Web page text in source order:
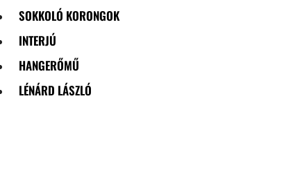
SOKKOLÓ KORONGOK
INTERJÚ
HANGERŐMŰ
LÉNÁRD LÁSZLÓ